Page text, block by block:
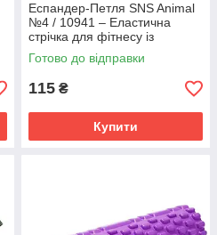
Еспандер-Петля SNS Animal
№4 / 10941 – Еластична
стрічка для фітнесу із
середнім навантаженням
Готово до відправки
115 ₴
Купити